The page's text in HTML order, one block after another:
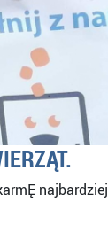
najbardziej